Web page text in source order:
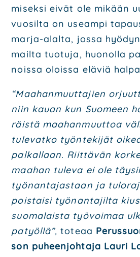
mi­sek­si eivät ole mikään
vuo­sil­ta on useam­pi
mar­ja-alal­ta, jos­sa
mail­ta tuo­tu­ja, huo­nol­la
nois­sa olois­sa elä­viä
“Maa­han­muut­ta­jien
niin kau­an kun Suo­meen
räis­tä maa­han­muut­toa
tule­vat­ko työn­te­ki­jät
pal­kal­laan. Riit­tä­vän
maa­han tule­va ei ole
työ­nan­ta­jas­taan ja
pois­tai­si työ­nan­ta­jil­ta
suo­ma­lais­ta työ­voi­maa
pa­työl­lä”, tote­aa
son puheen­joh­ta­ja Lau­ri